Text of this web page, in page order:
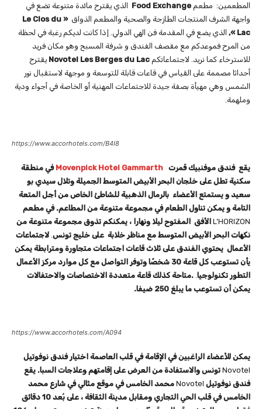
المطعمين: مطعم Food Exchange الذي يقترح مائدة متنوعة تضع في
واجهة الشرف المنتجات الطازجة والصحية والمطعم الذواق
« Le Clos du
Lac »,
الذي يضع في المقدمة فن الهي الدولي. إذا كانت لديكم رغبة في لحظة
من المرح فموعدكم مع مقصف الفندق و شرفة المسبح وهو مكان فريد
للاسترخاء كما نريد. لاجتماعاتكم Novotel Les Berges du Lac يقترح
أحداثا مصممة على القياس في قاعات قابلة للتوسعة و موجهة لاستقبال نور
الشمس وهي مهيأة بصفة جيدة للاجتماعات المهنية أو الخاصة في أجواء ودية
وملهمة.
https://www.accorhotels.com/B4I8
يقع فندق موفنبيك قمرت Movenpick Hotel Gammarth في منطقة
سكنية تطل على خلجان البحر الأبيض المتوسط ​​الجميلة وتلال سيدي بو
سعيد و يستمتع الأعضاء بالرمال الذهبية للشاطئ الخاص من أجل المتعة
التامة و يمكن تناول الطعام في مجموعة متنوعة من المطاعم. في مطعم
L’HORIZON الأفق المفتوح ليلا ونهارا ، يمكنكم تذوق مجموعة متنوعة من
نكهات البحر الأبيض المتوسط ​​مع مناظر خلابة على خليج تونس. لاجتماعات
الأعمال يحتوي الفندق على ثلاث قاعات اجتماعات متجاورة ومترابطة يمكن
يأن تستوعب كل قاعة 30 شخصًا وتوفر التواصل مع كل موارد مركز الأعمال
التطور تكنولوجيا.
.متاحة كذلك قاعة متعددة الاختصاصات والاحتفالات
يمكن أن تستوعب ما يبلغ 250 ضيفا.
https://www.accorhotels.com/A094
يمكن للأعضاء الراغبين في الإقامة في قلب العاصمة اختيار فندق نوفوتيل
Novotel تونس والاستفادة من العرض على إقامتهم وعلاجات السبا. يقع
فندق نوفوتيل Novotel محمد الخامس في موقع مثالي في شارع محمد
الخامس في قلب الحي التجاري ومقابل مدينة الثقافة ، على بُعد 10 دقائق